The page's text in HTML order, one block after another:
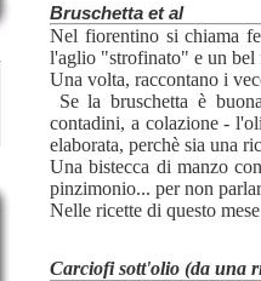
Bruschetta et al
Nel fiorentino si chiama
l'aglio "strofinato" e un bel
Una volta, raccontano i
Se la bruschetta è
contadini, a colazione -
elaborata, perchè sia una
Una bistecca di manzo
pinzimonio... per non
Nelle ricette di questo
Carciofi sott'olio (da una